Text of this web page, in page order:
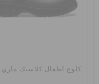
كلوغ أطفال كلاسيك